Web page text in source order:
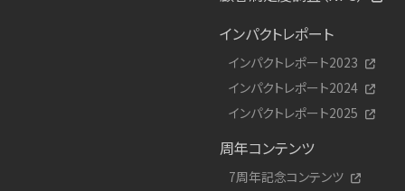
インパクトレポート
インパクトレポート2023
インパクトレポート2024
インパクトレポート2025
周年コンテンツ
7周年記念コンテンツ